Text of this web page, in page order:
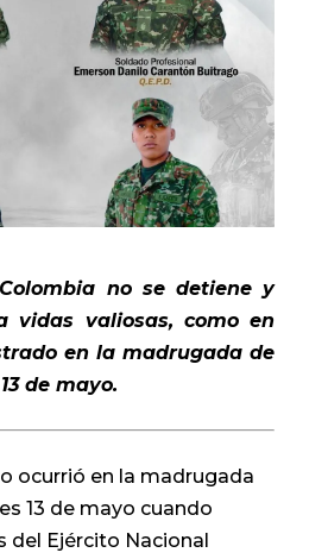
no se detiene y
vidas valiosas, como en
en la madrugada de
de mayo.
ocurrió en la madrugada
13 de mayo cuando
del Ejército Nacional